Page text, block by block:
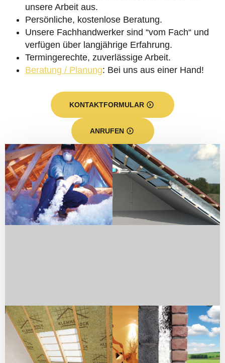
unsere Arbeit aus.
Persönliche, kostenlose Beratung.
Unsere Fachhandwerker sind “vom Fach“ und
verfügen über langjährige Erfahrung.
Termingerechte, zuverlässige Arbeit.
Beratung / Planung: Bei uns aus einer Hand!
KONTAKTFORMULAR
ANRUFEN